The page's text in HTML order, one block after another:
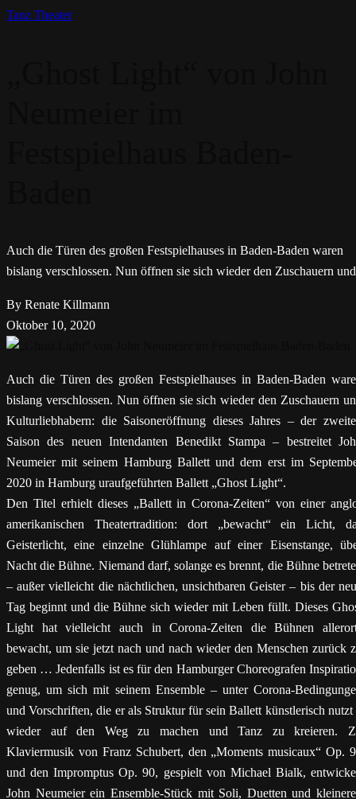
Tanz Theater
Auch die Türen des großen Festspielhauses in Baden-Baden waren
bislang verschlossen. Nun öffnen sie sich wieder den Zuschauern und
By Renate Killmann
Oktober 10, 2020
Auch die Türen des großen Festspielhauses in Baden-Baden
bislang verschlossen. Nun öffnen sie sich wieder den Zuschauern
Kulturliebhabern: die Saisoneröffnung dieses Jahres – der
Saison des neuen Intendanten Benedikt Stampa – bestreitet
Neumeier mit seinem Hamburg Ballett und dem erst im
2020 in Hamburg uraufgeführten Ballett „Ghost Light“.
Den Titel erhielt dieses „Ballett in Corona-Zeiten“ von einer
amerikanischen Theatertradition: dort „bewacht“ ein Licht,
Geisterlicht, eine einzelne Glühlampe auf einer Eisenstange,
Nacht die Bühne. Niemand darf, solange es brennt, die Bühne
– außer vielleicht die nächtlichen, unsichtbaren Geister – bis der
Tag beginnt und die Bühne sich wieder mit Leben füllt. Dieses
Light hat vielleicht auch in Corona-Zeiten die Bühnen
bewacht, um sie jetzt nach und nach wieder den Menschen zurück
geben … Jedenfalls ist es für den Hamburger Choreografen
genug, um sich mit seinem Ensemble – unter Corona-
und Vorschriften, die er als Struktur für sein Ballett künstlerisch nutzt
wieder auf den Weg zu machen und Tanz zu kreieren.
Klaviermusik von Franz Schubert, den „Moments musicaux“ Op.
und den Impromptus Op. 90, gespielt von Michael Bialk,
John Neumeier ein Ensemble-Stück mit Soli, Duetten und